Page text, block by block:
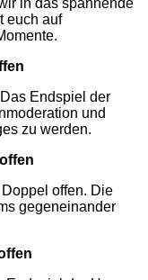
in das spannende
euch auf
Endspiel der
und
zu werden.
offen. Die
gegeneinander